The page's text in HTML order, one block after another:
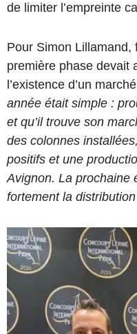
de limiter l’empreinte
Pour Simon
première phase devait
l’existence d’un
année était simple :
et qu’il trouve son
des colonnes
positifs et une
Avignon. La prochaine
fortement la distribution